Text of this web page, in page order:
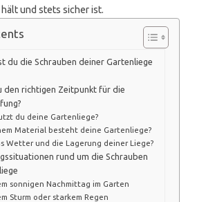
und stets sicher ist.
du die Schrauben deiner Gartenliege
den richtigen Zeitpunkt für die
du deine Gartenliege?
Material besteht deine Gartenliege?
Wetter und die Lagerung deiner Liege?
rund um die Schrauben
sonnigen Nachmittag im Garten
Sturm oder starkem Regen